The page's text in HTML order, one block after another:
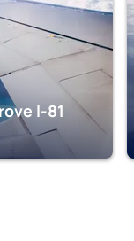
I-81